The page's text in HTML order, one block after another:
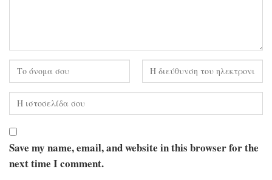
Save my name, email, and website in this browser for the
next time I comment.